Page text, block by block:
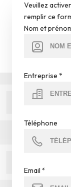
Veuillez
remplir ce
Nom et
Entreprise *
Téléphone
Email *